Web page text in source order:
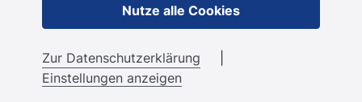
Menü anzeigen
Zur Datenschutzerklärung
Einstellungen anzeigen
Nutze alle Cookies